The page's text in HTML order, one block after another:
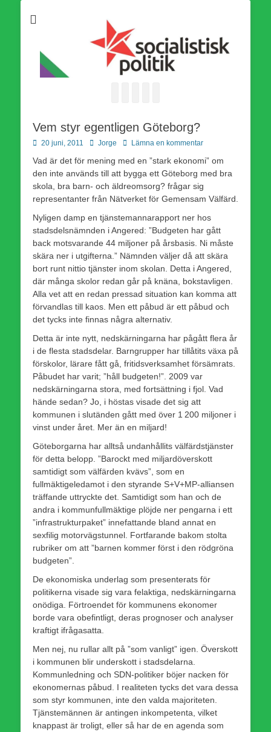
världsomfattande socialistiska Fjärde Internationalen och en viktig
tillgång i kampen för en socialistisk framtid!
Vem styr egentligen Göteborg?
Publicerad
20 juni, 2011 Författare
Jorge Lämna en kommentar
Vad är det för mening med en ”stark ekonomi” om
den inte används till att bygga ett Göteborg med bra
skola, bra barn- och äldreomsorg? frågar sig
representanter från Nätverket för Gemensam Välfärd.
Nyligen damp en tjänstemannarapport ner hos
stadsdelsnämnden i Angered: ”Budgeten har gått
back motsvarande 44 miljoner på årsbasis. Ni måste
skära ner i utgifterna.” Nämnden väljer då att skära
bort runt nittio tjänster inom skolan. Detta i Angered,
där många skolor redan går på knäna, bokstavligen.
Alla vet att en redan pressad situation kan komma att
förvandlas till kaos. Men ett påbud är ett påbud och
det tycks inte finnas några alternativ.
Detta är inte nytt, nedskärningarna har pågått flera år
i de flesta stadsdelar. Barngrupper har tillåtits växa på
förskolor, lärare fått gå, fritidsverksamhet försämrats.
Påbudet har varit; ”håll budgeten!”. 2009 var
nedskärningarna stora, med fortsättning i fjol. Vad
hände sedan? Jo, i höstas visade det sig att
kommunen i slutänden gått med över 1 200 miljoner i
vinst under året. Mer än en miljard!
Göteborgarna har alltså undanhållits välfärdstjänster
för detta belopp. ”Barockt med miljardöverskott
samtidigt som välfärden kvävs”, som en
fullmäktigeledamot i den styrande S+V+MP-alliansen
träffande uttryckte det. Samtidigt som han och de
andra i kommunfullmäktige plöjde ner pengarna i ett
”infrastrukturpaket” innefattande bland annat en
sexfilig motorvägstunnel. Fortfarande bakom stolta
rubriker om att ”barnen kommer först i den rödgröna
budgeten”.
De ekonomiska underlag som presenterats för
politikerna visade sig vara felaktiga, nedskärningarna
onödiga. Förtroendet för kommunens ekonomer
borde vara obefintligt, deras prognoser och analyser
kraftigt ifrågasatta.
Men nej, nu rullar allt på ”som vanligt” igen. Överskott
i kommunen blir underskott i stadsdelarna.
Kommunledning och SDN-politiker böjer nacken för
ekonomernas påbud. I realiteten tycks det vara dessa
som styr kommunen, inte den valda majoriteten.
Tjänstemännen är antingen inkompetenta, vilket
knappast är troligt, eller så har de en agenda som